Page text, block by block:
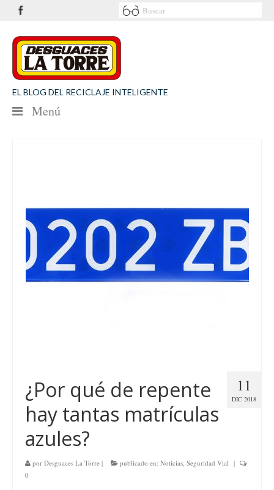
EL BLOG DEL RECICLAJE INTELIGENTE
Menú
PATROCINIOS
CONTACTO
Desguaces La Torre
11
DIC 2018
¿Por qué de repente
hay tantas matrículas
azules?
por Desguaces La Torre | publicado en: Noticias, Seguridad Vial |
0